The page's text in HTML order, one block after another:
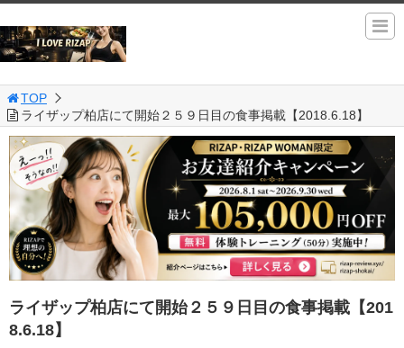
TOP
ライザップ柏店にて開始２５９日目の食事掲載【2018.6.18】
ライザップ柏店にて開始２５９日目の食事掲載【201
8.6.18】